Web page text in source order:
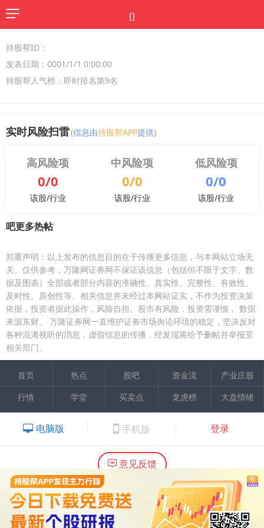
[]
持股帮ID：
发表日期：0001/1/1 0:00:00
持股帮人气榜：即时排名第9名
实时风险扫雷(信息由持股帮APP提供)
高风险项
0/0
该股/行业
中风险项
0/0
该股/行业
低风险项
0/0
该股/行业
吧更多热帖
郑重声明：以上发布的信息目的在于传播更多信息，与本网站立场无
关。仅供参考，万隆网证券网不保证该信息（包括但不限于文字、数
据及图表）全部或者部分内容的准确性、真实性、完整性、有效性、
及时性、原创性等。相关信息并未经过本网站证实，不作为投资决策
依据，投资者据此操作，风险自担。股市有风险，投资需谨慎， 数据
来源东财。
万隆证券网一直维护证券市场舆论环境的稳定，坚决反对
各种混淆视听的消息，虚假信息的传播，经发现将给予删帖并举报至
相关部门。
首页 热点 股吧 资金流
产业庄股
行情
学堂 买卖点 龙虎榜 大盘情绪
电脑版 手机版 登录
意见反馈
内容提供：广州市万隆证券咨询顾问有限公司
Copyright ©2015 Wlstock. All Right Reserved.
热线：020-66618988